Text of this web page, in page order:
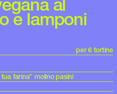
al
e lamponi
per 6 tortine
farina” molino pasini